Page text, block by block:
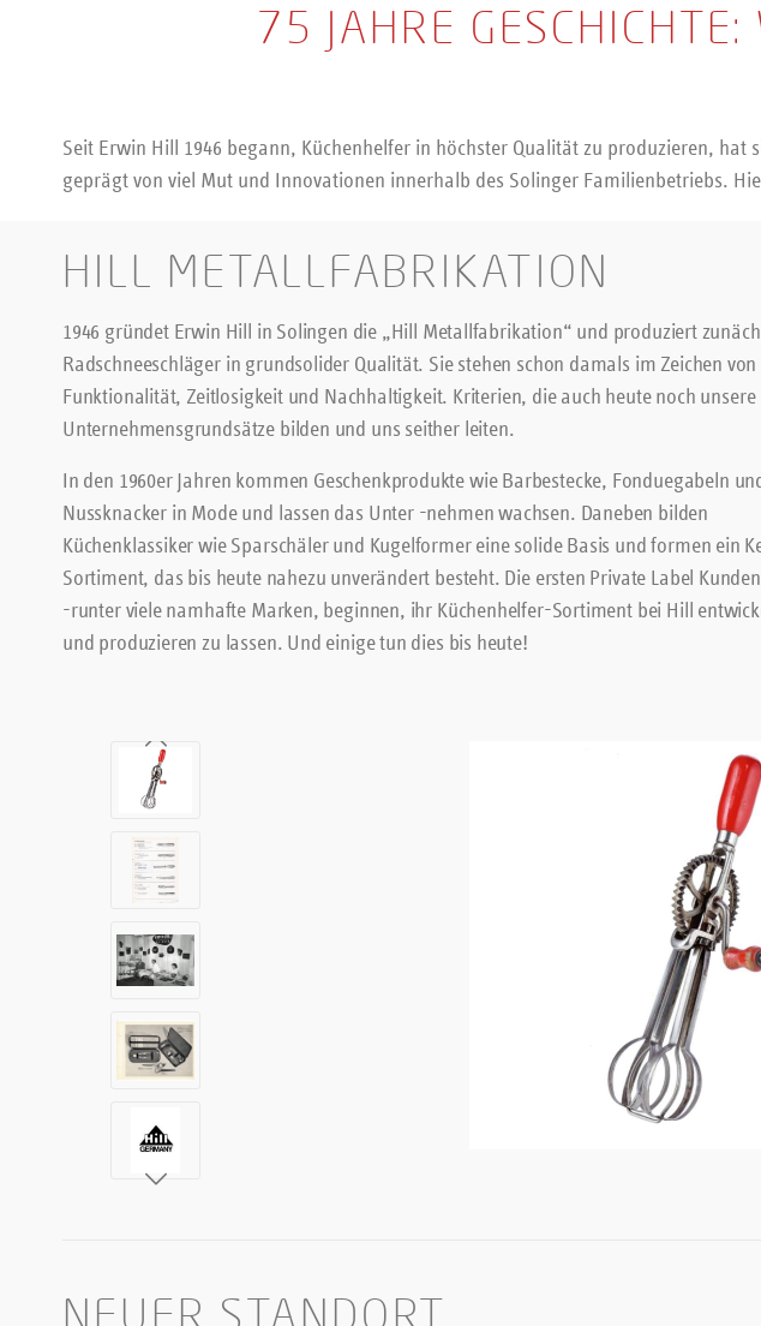
75 JAHRE
Seit Erwin Hill 1946 begann, Küchenhelfer in höchster Qualität zu produzieren,
geprägt von viel Mut und Innovationen innerhalb des Solinger Familienbetriebs.
HILL METALLFABRIKATION
1946 gründet Erwin Hill in Solingen die „Hill Metallfabrikation“ und produziert
Radschneeschläger in grundsolider Qualität. Sie stehen schon damals im Zeichen von
Funktionalität, Zeitlosigkeit und Nachhaltigkeit. Kriterien, die auch heute noch unsere
Unternehmensgrundsätze bilden und uns seither leiten.
In den 1960er Jahren kommen Geschenkprodukte wie Barbestecke, Fonduegabeln
Nussknacker in Mode und lassen das Unter -nehmen wachsen. Daneben bilden
Küchenklassiker wie Sparschäler und Kugelformer eine solide Basis und formen ein
Sortiment, das bis heute nahezu unverändert besteht. Die ersten Private Label
-runter viele namhafte Marken, beginnen, ihr Küchenhelfer-Sortiment bei Hill
und produzieren zu lassen. Und einige tun dies bis heute!
Bildergalerie überspringen
NEUER STANDORT